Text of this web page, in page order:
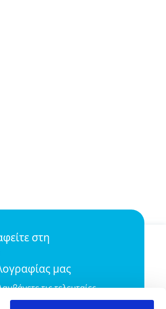
στη
μας
τις τελευταίες
από το blog της